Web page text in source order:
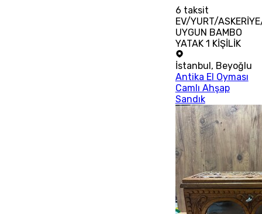
6 taksit
EV/YURT/
UYGUN BAMBO
YATAK 1 KİŞİLİK
İstanbul, Beyoğlu
Antika El Oyması
Camlı Ahşap
Sandık